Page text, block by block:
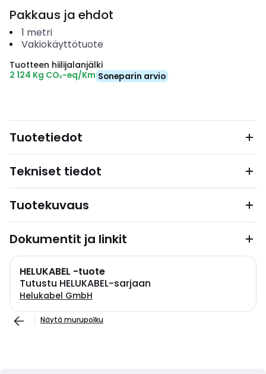
Pakkaus ja ehdot
1 metri
Vakiokäyttötuote
Tuotteen hiilijalanjälki
2 124 Kg CO₂-eq/Km Soneparin arvio
Tuotetiedot
Tekniset tiedot
Tuotekuvaus
Dokumentit ja linkit
HELUKABEL -tuote
Tutustu HELUKABEL-sarjaan
Helukabel GmbH
Näytä murupolku